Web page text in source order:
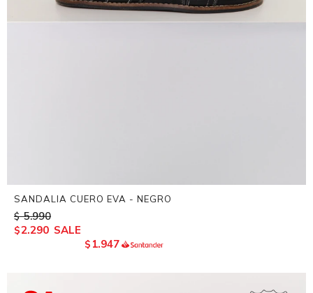
SANDALIA CUERO EVA - NEGRO
$ 5.990
$2.290
$ 1.947